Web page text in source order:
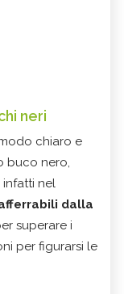
neri
chiaro e
buco nero,
infatti nel
dalla
superare i
per figurarsi le